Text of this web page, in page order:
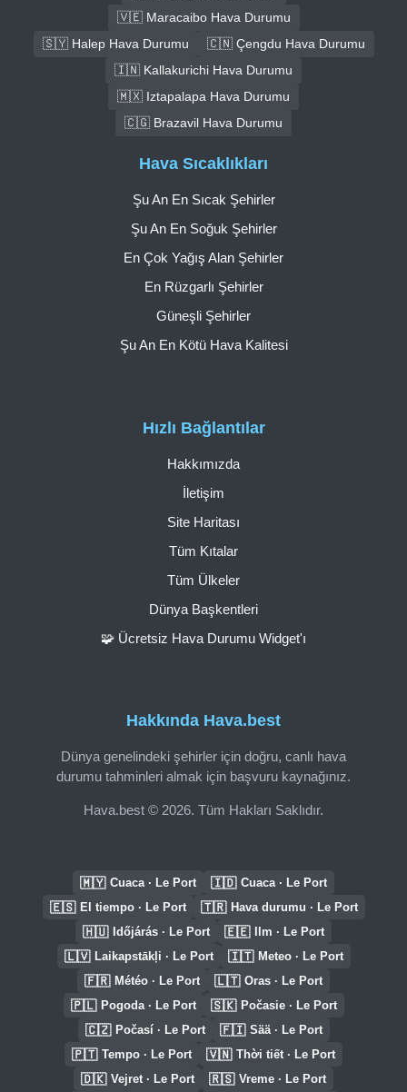
🇻🇪 Maracaibo Hava Durumu
🇸🇾 Halep Hava Durumu
🇨🇳 Çengdu Hava Durumu
🇮🇳 Kallakurichi Hava Durumu
🇲🇽 Iztapalapa Hava Durumu
🇨🇬 Brazavil Hava Durumu
Hakkında Hava.best
Dünya genelindeki şehirler için doğru, canlı hava
durumu tahminleri almak için başvuru kaynağınız.
Hava.best © 2026. Tüm Hakları Saklıdır.
Hızlı Bağlantılar
Hakkımızda
İletişim
Site Haritası
Tüm Kıtalar
Tüm Ülkeler
Dünya Başkentleri
🧩 Ücretsiz Hava Durumu Widget'ı
Hava Sıcaklıkları
Şu An En Sıcak Şehirler
Şu An En Soğuk Şehirler
En Çok Yağış Alan Şehirler
En Rüzgarlı Şehirler
Güneşli Şehirler
Şu An En Kötü Hava Kalitesi
🇲🇾 Cuaca · Le Port 🇮🇩 Cuaca · Le Port
🇪🇸 El tiempo · Le Port 🇹🇷 Hava durumu · Le Port
🇭🇺 Időjárás · Le Port 🇪🇪 Ilm · Le Port
🇱🇻 Laikapstākļi · Le Port 🇮🇹 Meteo · Le Port
🇫🇷 Météo · Le Port 🇱🇹 Oras · Le Port
🇵🇱 Pogoda · Le Port 🇸🇰 Počasie · Le Port
🇨🇿 Počasí · Le Port 🇫🇮 Sää · Le Port
🇵🇹 Tempo · Le Port 🇻🇳 Thời tiết · Le Port
🇩🇰 Vejret · Le Port 🇷🇸 Vreme · Le Port